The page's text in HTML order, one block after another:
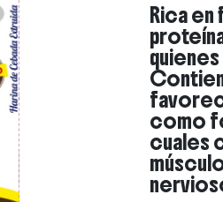
Rica
quienes
como
cuales